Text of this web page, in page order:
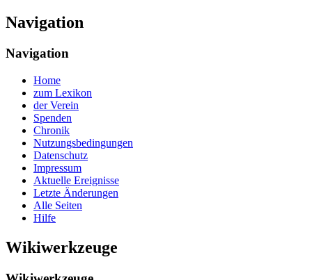
Navigation
Navigation
Home
zum Lexikon
der Verein
Spenden
Chronik
Nutzungsbedingungen
Datenschutz
Impressum
Aktuelle Ereignisse
Letzte Änderungen
Alle Seiten
Hilfe
Wikiwerkzeuge